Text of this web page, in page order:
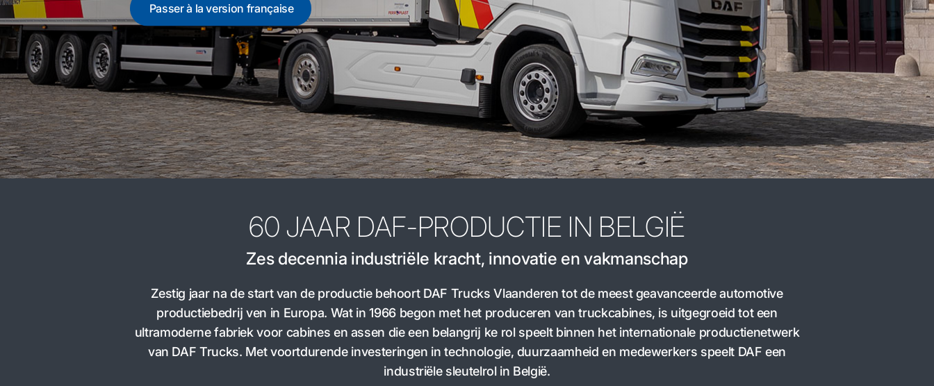
Passer à la version française
60 JAAR DAF-PRODUCTIE IN BELGIË
Zes decennia industriële kracht, innovatie en vakmanschap
Zestig jaar na de start van de productie behoort DAF Trucks Vlaanderen tot de meest geavanceerde automotive
productiebedrĳ ven in Europa. Wat in 1966 begon met het produceren van truckcabines, is uitgegroeid tot een
ultramoderne fabriek voor cabines en assen die een belangrĳ ke rol speelt binnen het internationale productienetwerk
van DAF Trucks. Met voortdurende investeringen in technologie, duurzaamheid en medewerkers speelt DAF een
industriële sleutelrol in België.